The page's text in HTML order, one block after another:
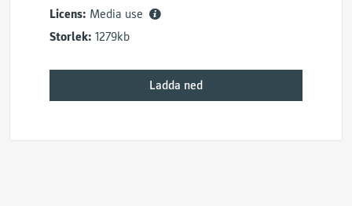
Licens: Media use
Storlek: 1279kb
Ladda ned